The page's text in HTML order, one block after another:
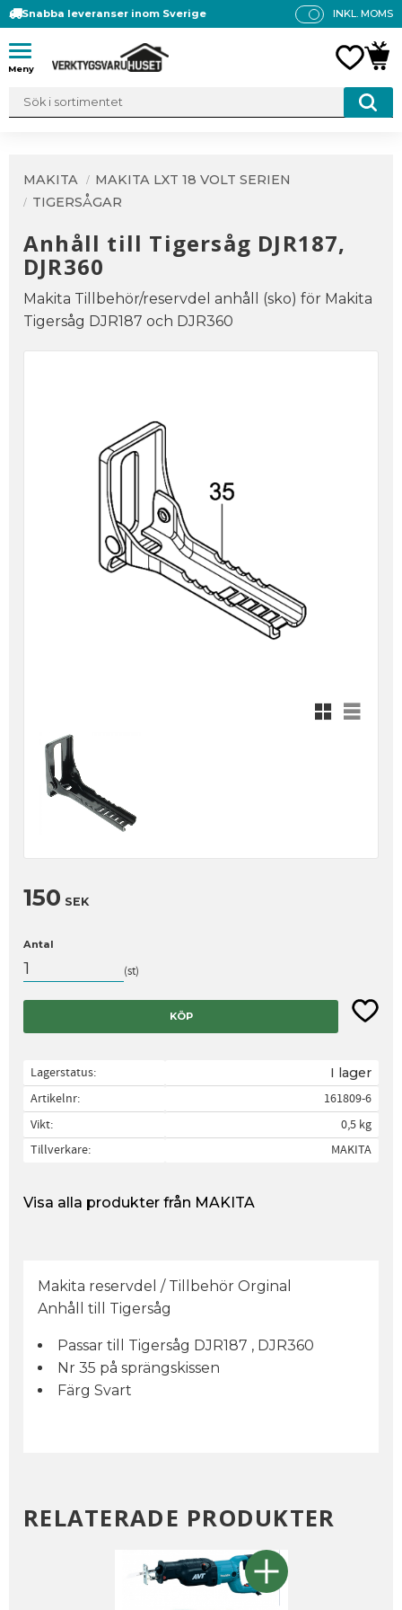
Meny
Snabba leveranser inom Sverige
P
INKL. MOMS
MAKITA
MAKITA LXT 18 VOLT SERIEN
TIGERSÅGAR
Anhåll till Tigersåg DJR187,
DJR360
Makita Tillbehör/reservdel anhåll (sko) för Makita
Tigersåg DJR187 och DJR360
Rutnätsvy
Listvy
150 SEK
Antal
st
KÖP Lägg
Lagerstatus I lager
Artikelnr
161809-6
Vikt
0,5 kg
Tillverkare
MAKITA
Visa alla produkter från MAKITA
Makita reservdel / Tillbehör Orginal
Anhåll till Tigersåg
Passar till Tigersåg DJR187 , DJR360
Nr 35 på sprängskissen
Färg Svart
RELATERADE PRODUKTER